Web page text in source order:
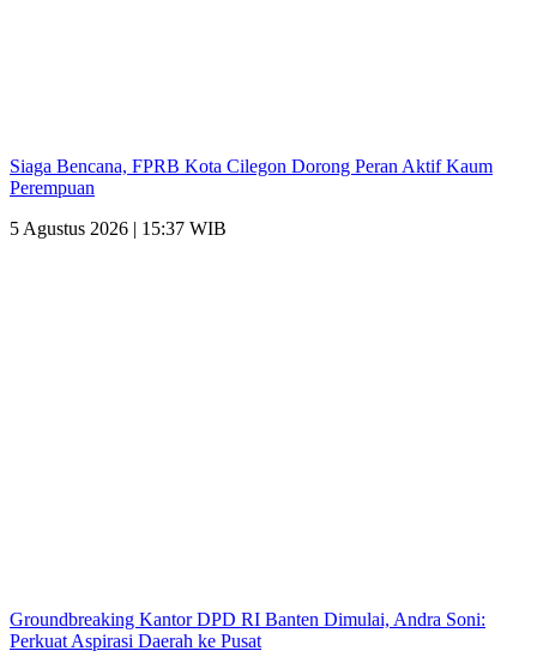
Siaga Bencana, FPRB Kota Cilegon Dorong Peran Aktif Kaum
Perempuan
5 Agustus 2026 | 15:37 WIB
Groundbreaking Kantor DPD RI Banten Dimulai, Andra Soni:
Perkuat Aspirasi Daerah ke Pusat